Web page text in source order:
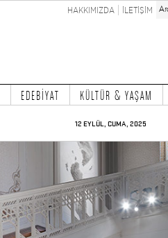
HAKKIMIZDA İLETİŞİM
EDEBİYAT KÜLTÜR & YAŞAM
12 EYLÜL, CUMA, 2025